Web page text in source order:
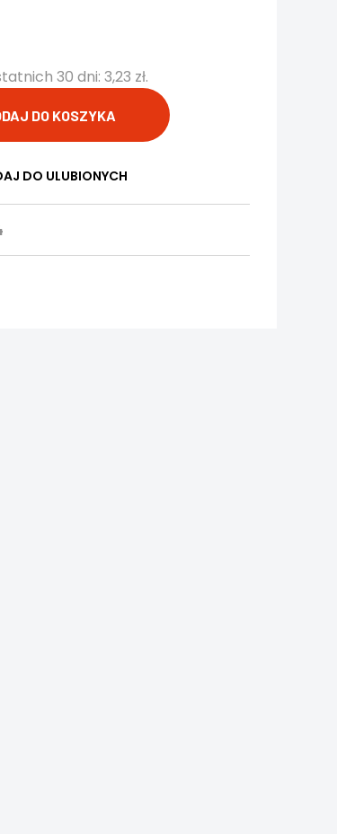
30 dni: 3,23 zł.
DO KOSZYKA
DO ULUBIONYCH